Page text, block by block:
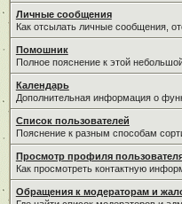
Личные сообщения
Как отсылать личные сообщения,
Помошник
Полное пояснение к этой
Календарь
Дополнительная информация о
Список пользователей
Пояснение к разным способам
Просмотр профиля
Как просмотреть контактную
Обращения к модераторам и